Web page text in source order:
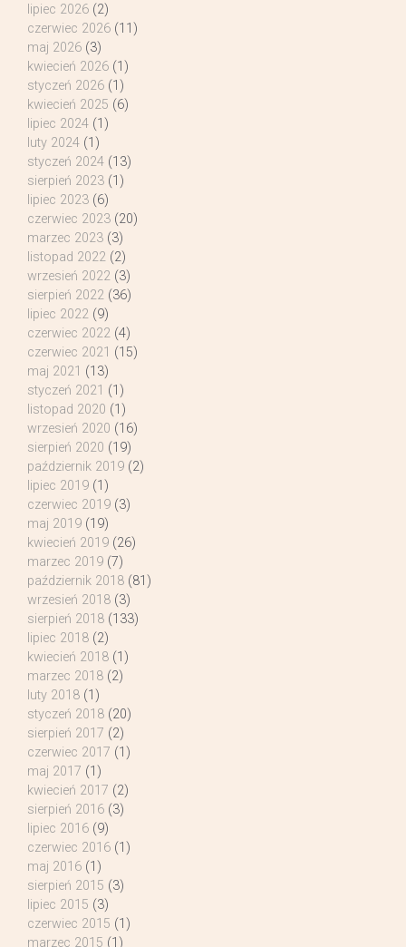
lipiec 2026 (2)
czerwiec 2026 (11)
maj 2026 (3)
kwiecień 2026 (1)
styczeń 2026 (1)
kwiecień 2025 (6)
lipiec 2024 (1)
luty 2024 (1)
styczeń 2024 (13)
sierpień 2023 (1)
lipiec 2023 (6)
czerwiec 2023 (20)
marzec 2023 (3)
listopad 2022 (2)
wrzesień 2022 (3)
sierpień 2022 (36)
lipiec 2022 (9)
czerwiec 2022 (4)
czerwiec 2021 (15)
maj 2021 (13)
styczeń 2021 (1)
listopad 2020 (1)
wrzesień 2020 (16)
sierpień 2020 (19)
październik 2019 (2)
lipiec 2019 (1)
czerwiec 2019 (3)
maj 2019 (19)
kwiecień 2019 (26)
marzec 2019 (7)
październik 2018 (81)
wrzesień 2018 (3)
sierpień 2018 (133)
lipiec 2018 (2)
kwiecień 2018 (1)
marzec 2018 (2)
luty 2018 (1)
styczeń 2018 (20)
sierpień 2017 (2)
czerwiec 2017 (1)
maj 2017 (1)
kwiecień 2017 (2)
sierpień 2016 (3)
lipiec 2016 (9)
czerwiec 2016 (1)
maj 2016 (1)
sierpień 2015 (3)
lipiec 2015 (3)
czerwiec 2015 (1)
marzec 2015 (1)